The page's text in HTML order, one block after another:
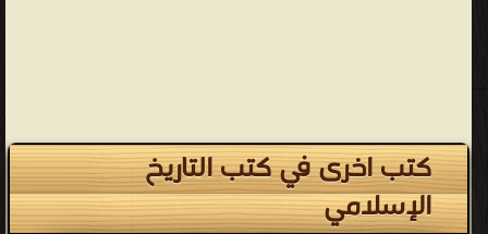
كتب اخرى في كتب التاريخ
الإسلامي